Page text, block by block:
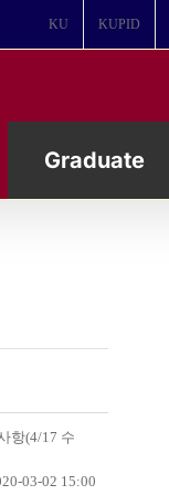
KU KUPID
Graduate
항(4/17 수
03-02 15:00